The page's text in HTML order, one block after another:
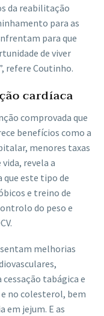
da reabilitação
para as
para que
de viver
refere Coutinho.
cardíaca
comprovada que
benefícios como a
menores taxas
revela a
que este tipo de
e treino de
do peso e
melhorias
tabágica e
no colesterol, bem
em jejum. E as